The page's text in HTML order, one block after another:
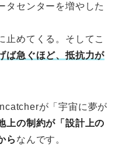
タセンターを増やした
止めてくる。そしてこ
ば急ぐほど、抵抗力が
が「宇宙に夢が
上の制約が「設計上の
ら なんです。